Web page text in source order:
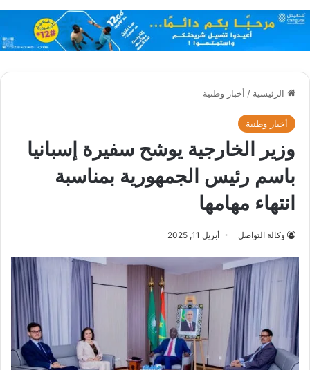
الرئيسية / أخبار وطنية
أخبار وطنية
وزير الخارجية يوشح سفيرة إسبانيا
باسم رئيس الجمهورية بمناسبة
انتهاء مهامها
وكالة التواصل أبريل 11, 2025